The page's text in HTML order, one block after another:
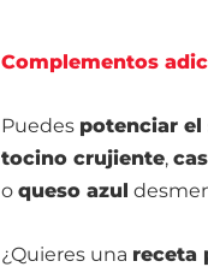
Complementos
Puedes potenciar el
tocino crujiente,
o queso azul
¿Quieres una receta